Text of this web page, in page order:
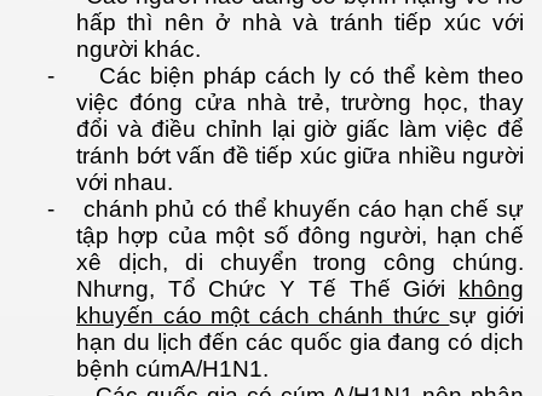
hấp thì nên ở nhà và tránh tiếp xúc với
người khác.
-
Các biện pháp cách ly có thể kèm theo
việc đóng cửa nhà trẻ, trường học, thay
đổi và điều chỉnh lại giờ giấc làm việc để
tránh bớt vấn đề tiếp xúc giữa nhiều người
với nhau.
-
chánh phủ có thể khuyến cáo hạn chế sự
tập hợp của một số đông người, hạn chế
xê dịch, di chuyển trong công chúng.
Nhưng, Tổ Chức Y Tế Thế Giới
không
khuyến cáo một cách chánh thứcsự giới
hạn du lịch đến các quốc gia đang có dịch
bệnh cúmA/H1N1.